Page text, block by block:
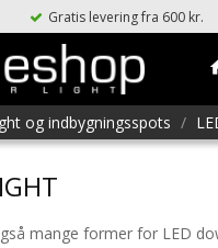
Gratis levering fra 600 kr.
og indbygningsspots
mange former for LED